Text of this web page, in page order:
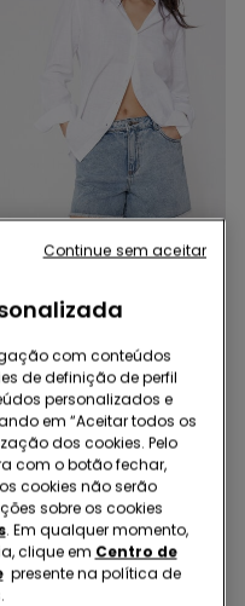
e Ganga com
€
com conteúdos
de definição de perfil
personalizados e
em “Aceitar todos os
dos cookies. Pelo
com o botão fechar,
cookies não serão
sobre os cookies
. Em qualquer momento,
clique em Centro de
presente na política de
Continue sem aceitar